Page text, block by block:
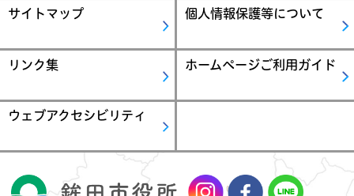
サイトマップ 個人情報保護等について
リンク集 ホームページご利用ガイド
ウェブアクセシビリティ